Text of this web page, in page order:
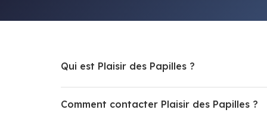
Qui est Plaisir des Papilles ?
Comment contacter Plaisir des Papilles ?